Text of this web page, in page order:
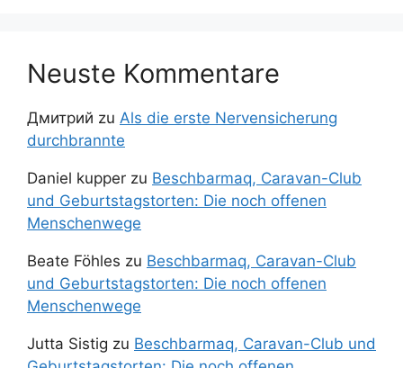
Neuste Kommentare
Дмитрий zu Als die erste Nervensicherung
durchbrannte
Daniel kupper zu Beschbarmaq, Caravan-Club
und Geburtstagstorten: Die noch offenen
Menschenwege
Beate Föhles zu Beschbarmaq, Caravan-Club
und Geburtstagstorten: Die noch offenen
Menschenwege
Jutta Sistig zu Beschbarmaq, Caravan-Club und